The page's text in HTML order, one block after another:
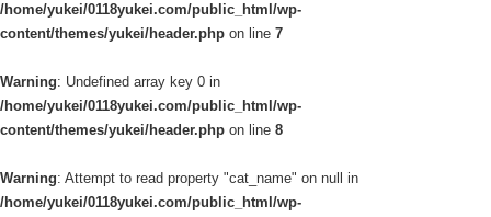
/home/yukei/0118yukei.com/public_html/wp-
content/themes/yukei/header.php on line 7
Warning: Undefined array key 0 in
/home/yukei/0118yukei.com/public_html/wp-
content/themes/yukei/header.php on line 8
Warning: Attempt to read property "cat_name" on null in
/home/yukei/0118yukei.com/public_html/wp-